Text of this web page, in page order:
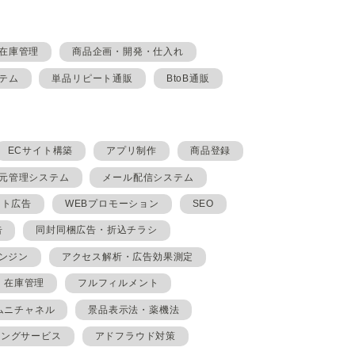
庫管理 商品企画・開発・仕入れ
ム 単品リピート通販 BtoB通販
ECサイト構築 アプリ制作 商品登録
管理システム メール配信システム
広告 WEBプロモーション SEO
同封同梱広告・折込チラシ
ジン アクセス解析・広告効果測定
在庫管理 フルフィルメント
ニチャネル 景品表示法・薬機法
グサービス アドフラウド対策